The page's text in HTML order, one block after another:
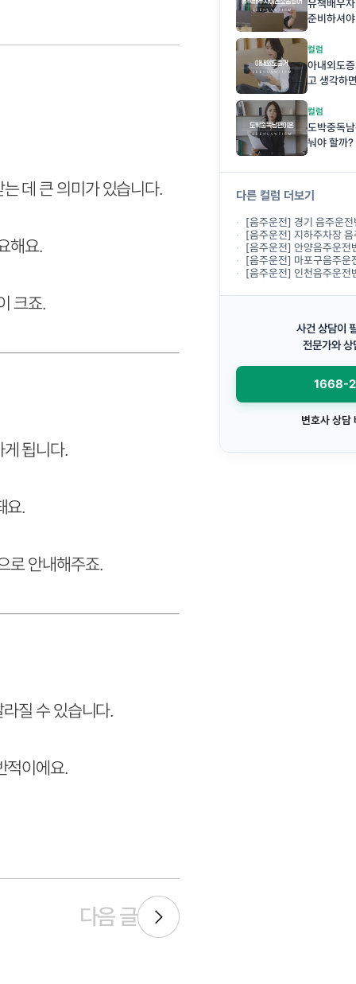
데 큰 의미가 있습니다.
해요.
크죠.
됩니다.
요.
로 안내해주죠.
질 수 있습니다.
적이에요.
다음 글
유책배우
준비하셔
컬럼
아내외도
고 생각하
컬럼
도박중독
눠야 할까?
다른 컬럼 더보기
[음주운전] 경기 음주운전변호사, 형사재판
[음주운전] 지하주차장 음주운전, 도로가
[음주운전] 안양음주운전변호사사무실, 두
[음주운전] 마포구음주운전변호사사무실,
[음주운전] 인천음주운전변호사, 음주운전으로
사건 상담이
전문가와 상
1668-
변호사 상담